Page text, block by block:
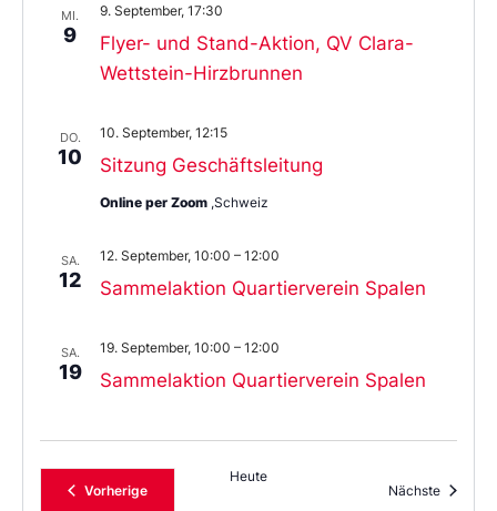
MI.
9
Flyer- und Stand-Aktion, QV Clara-
Wettstein-Hirzbrunnen
9. September, 17:30
DO.
10 Sitzung Geschäftsleitung
10. September, 12:15
Online per Zoom ,Schweiz
SA.
12 Sammelaktion Quartierverein Spalen
12. September, 10:00 – 12:00
SA.
19 Sammelaktion Quartierverein Spalen
19. September, 10:00 – 12:00
VorherigeVeranstaltungen
Heute
Nächste